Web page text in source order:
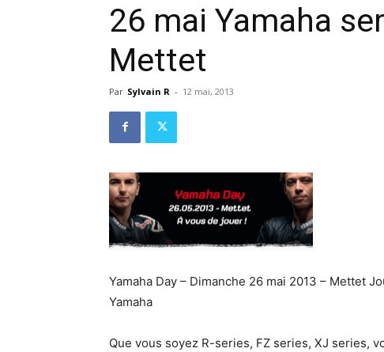
26 mai Yamaha
Mettet
Par Sylvain R - 12 mai, 2013
Yamaha Day – Dimanche 26 mai 2013 – Mettet
Yamaha
Que vous soyez R-series, FZ series, XJ series,